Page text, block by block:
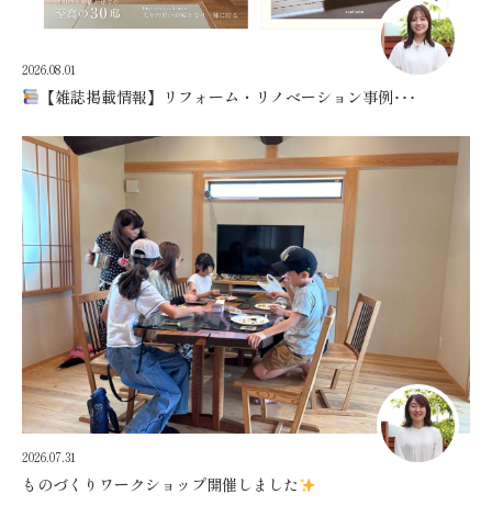
2026.08.01
【雑誌掲載情報】リフォーム・リノベーション事例･･･
2026.07.31
ものづくりワークショップ開催しました